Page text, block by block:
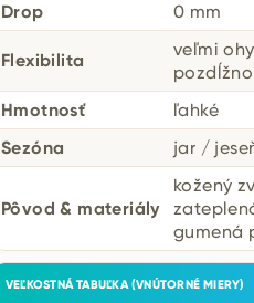
Drop
0 mm
Flexibilita
veľmi
Hmotnosť
ľahké
Sezóna
jar /
Pôvod & materiály
kožený
gumená
VEĽKOSTNÁ TABUĽKA (VNÚTORNÉ MIERY)